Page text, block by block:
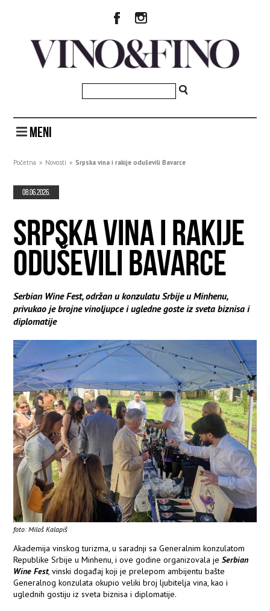
MENI
Početna » Novosti » Srpska vina i rakije oduševili Bavarce
08.06.2026.
SRPSKA VINA I RAKIJE
ODUŠEVILI BAVARCE
Serbian Wine Fest, održan u konzulatu Srbije u Minhenu,
privukao je brojne vinoljupce i ugledne goste iz sveta biznisa i
diplomatije
foto: Miloš Kalapiš
Akademija vinskog turizma, u saradnji sa Generalnim konzulatom
Republike Srbije u Minhenu, i ove godine organizovala jeSerbian
Wine Fest, vinski događaj koji je prelepom ambijentu bašte
Generalnog konzulata okupio veliki broj ljubitelja vina, kao i
uglednih gostiju iz sveta biznisa i diplomatije.